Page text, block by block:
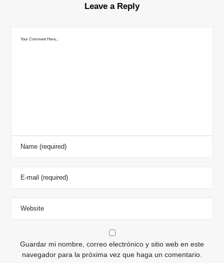
Leave a Reply
Guardar mi nombre, correo electrónico y sitio web en este
navegador para la próxima vez que haga un comentario.